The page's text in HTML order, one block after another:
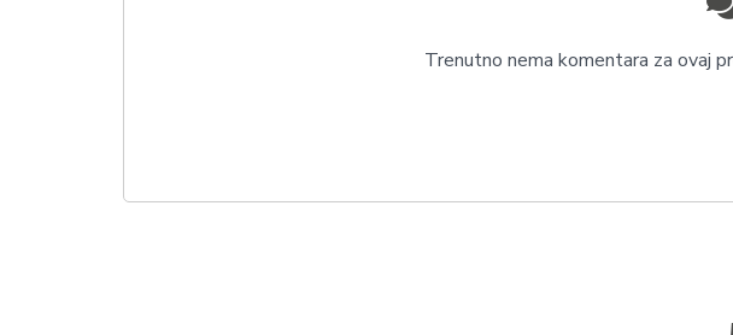
Trenutno nema komentara za ovaj